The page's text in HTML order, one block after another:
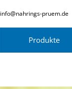
info@nahrings-pruem.de
Produkte